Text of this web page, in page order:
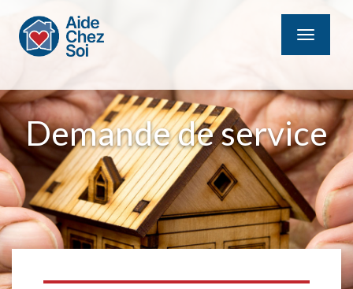
MENU
Demande de service